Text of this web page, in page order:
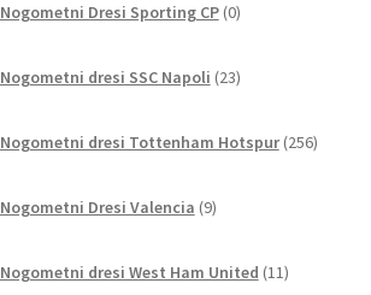
Nogometni Dresi Sporting CP 0izdelkov
Nogometni dresi SSC Napoli 23izdelkov
Nogometni dresi Tottenham Hotspur 256
Nogometni Dresi Valencia 9izdelkov
Nogometni dresi West Ham United 11izdelkov